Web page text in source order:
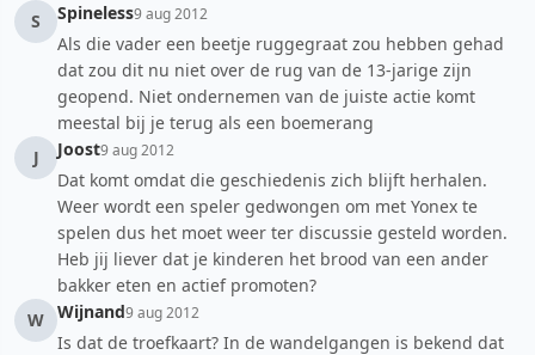
S
Spineless9 aug 2012
Als die vader een beetje ruggegraat zou hebben gehad
dat zou dit nu niet over de rug van de 13-jarige zijn
geopend. Niet ondernemen van de juiste actie komt
meestal bij je terug als een boemerang
J
Joost9 aug 2012
Dat komt omdat die geschiedenis zich blijft herhalen.
Weer wordt een speler gedwongen om met Yonex te
spelen dus het moet weer ter discussie gesteld worden.
Heb jij liever dat je kinderen het brood van een ander
bakker eten en actief promoten?
W Wijnand9 aug 2012
Is dat de troefkaart? In de wandelgangen is bekend dat